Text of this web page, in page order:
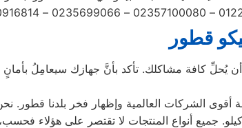
قطور
يُحلِّ كافة مشاكلك. تأكد بأنَّ جهازك سيعامِلُ بأمانٍ
الشركات العالمية وإظهار فخر بلدنا قطور.
بما في ذلك الأتوماتيكية والتحميل الأمامي والتحميل العلوي، بالإضافة إلى غسالات 7 كيلو و 10 كيلو و 14